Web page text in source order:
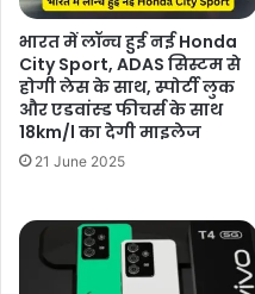
भारत में लॉन्च हुई नई Honda
City Sport, ADAS सिस्टम से
होगी लेस के साथ, स्पोर्टी लुक
और एडवांस्ड फीचर्स के साथ
18km/l का देगी माइलेज
21 June 2025